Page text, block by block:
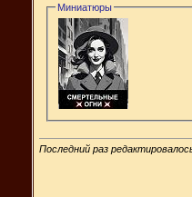
Миниатюры
Последний раз